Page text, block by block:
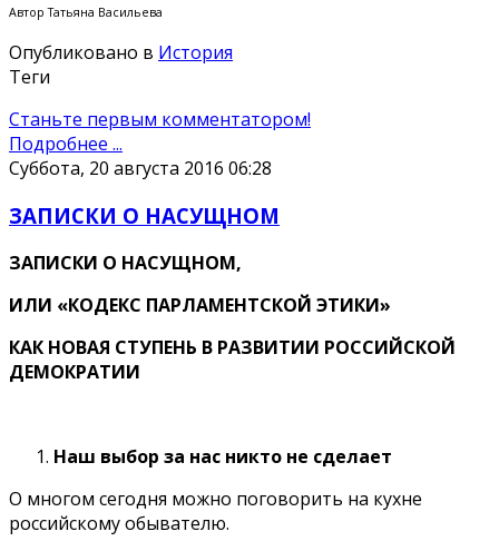
Автор Татьяна Васильева
Опубликовано в История
Теги
Станьте первым комментатором!
Подробнее ...
Суббота, 20 августа 2016 06:28
ЗАПИСКИ О НАСУЩНОМ
ЗАПИСКИ О НАСУЩНОМ,
ИЛИ «КОДЕКС ПАРЛАМЕНТСКОЙ ЭТИКИ»
КАК НОВАЯ СТУПЕНЬ В РАЗВИТИИ РОССИЙСКОЙ
ДЕМОКРАТИИ
Наш выбор за нас никто не сделает
О многом сегодня можно поговорить на кухне
российскому обывателю.